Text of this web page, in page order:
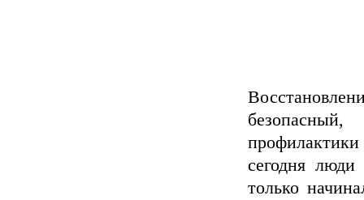
сегодня люди
только